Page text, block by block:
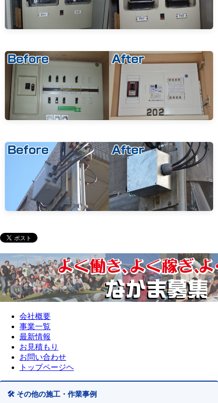
会社概要
事業一覧
最新情報
お見積もり
お問い合わせ
トップページヘ
🛠️ その他の施工・作業事例